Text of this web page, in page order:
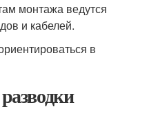
монтажа ведутся
и кабелей.
в